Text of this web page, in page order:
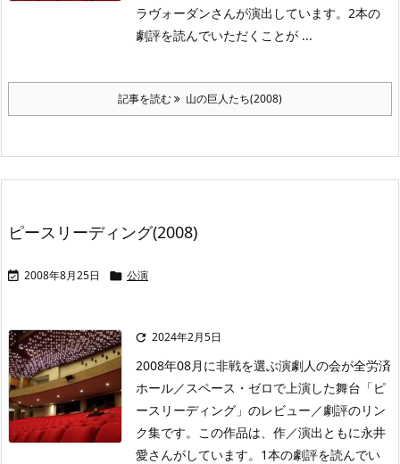
ラヴォーダンさんが演出しています。2本の
劇評を読んでいただくことが ...
記事を読む 山の巨人たち(2008)
ピースリーディング(2008)
 2008年8月25日  公演
 2024年2月5日
2008年08月に非戦を選ぶ演劇人の会が全労済
ホール／スペース・ゼロで上演した舞台「ピ
ースリーディング」のレビュー／劇評のリン
ク集です。この作品は、作／演出ともに永井
愛さんがしています。1本の劇評を読んでい